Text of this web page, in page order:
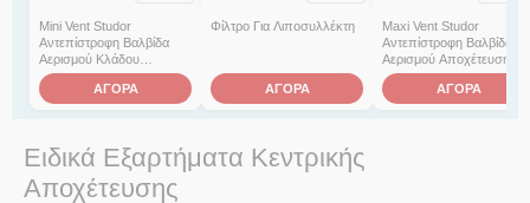
Mini Vent Studor
Αντεπίστροφη Βαλβίδα
Αερισμού Κλάδου
Αποχέτευσης
ΑΓΟΡΑ
Φίλτρο Για Λιποσυλλέκτη
ΑΓΟΡΑ
Maxi Vent Studor
Αντεπίστροφη Βαλβίδα
Αερισμού Αποχέτευσης
ΑΓΟΡΑ
Ειδικά Εξαρτήματα Κεντρικής
Αποχέτευσης